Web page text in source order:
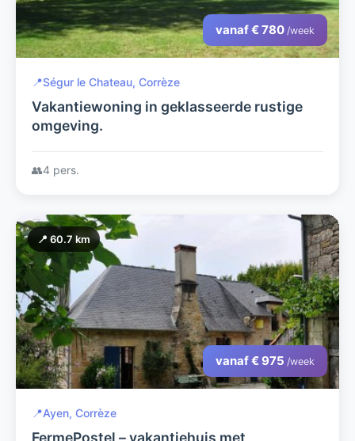
vanaf € 780 /week
📍Ségur le Chateau, Corrèze
Vakantiewoning in geklasseerde rustige
omgeving.
👥4 pers.
📍 60.7 km
vanaf € 975 /week
📍Ayen, Corrèze
FermePostel – vakantiehuis met